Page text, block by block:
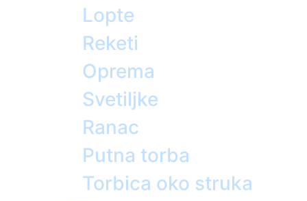
Lopte
Reketi
Oprema
Svetiljke
Ranac
Putna torba
Torbica oko struka